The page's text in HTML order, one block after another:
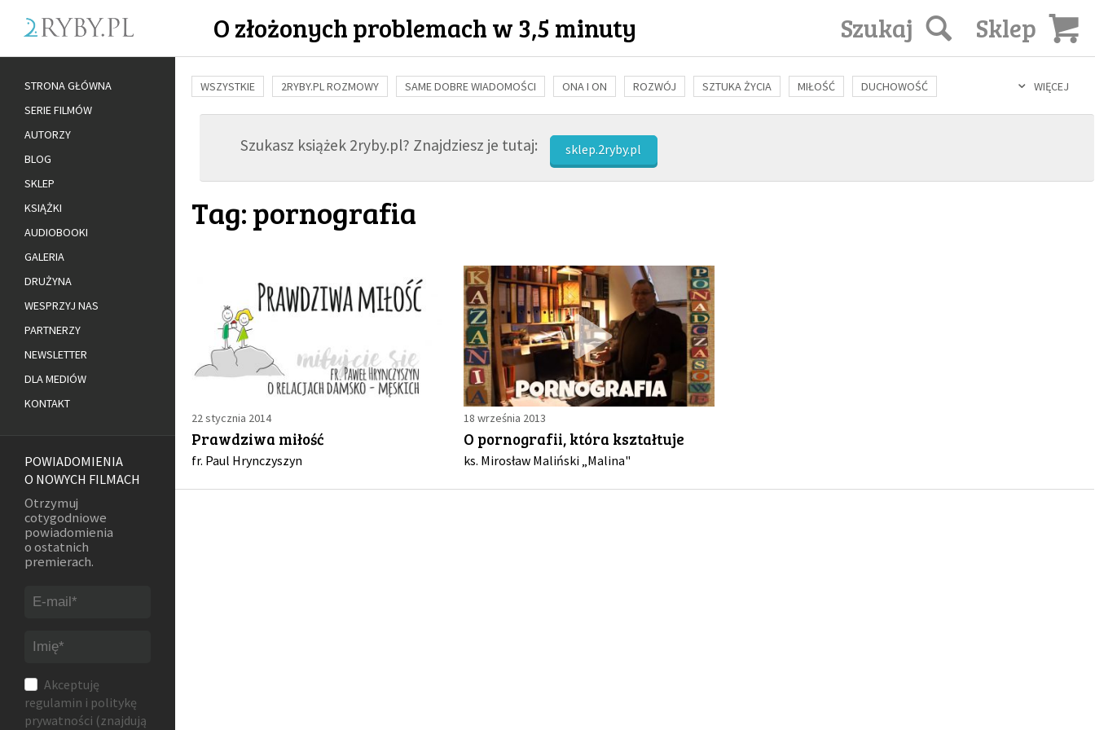
O złożonych problemach w 3,5 minuty Sklep
Szukaj
WIĘCEJ
WSZYSTKIE 2RYBY.PL ROZMOWY SAME DOBRE WIADOMOŚCI ONA I ON ROZWÓJ SZTUKA ŻYCIA MIŁOŚĆ DUCHOWOŚĆ
BUDOWANIE WIĘZI RODZINA NAUKA BIBLIA KOBIETA MĘŻCZYZNA RELIGIE FILOZOFIA KULTURA ŚWIĘCI SEKS IN VITRO
ADOPCJASzukasz książek 2ryby.pl? Znajdziesz je tutaj: sklep.2ryby.pl
Tag: pornografia
22 stycznia 2014
Prawdziwa miłość
fr. Paul Hrynczyszyn
18 września 2013
O pornografii, która kształtuje
ks. Mirosław Maliński „Malina"
STRONA GŁÓWNA
SERIE FILMÓW
AUTORZY
BLOG
SKLEP
KSIĄŻKI
AUDIOBOOKI
GALERIA
DRUŻYNA
WESPRZYJ NAS
PARTNERZY
NEWSLETTER
DLA MEDIÓW
KONTAKT
POWIADOMIENIA
O NOWYCH FILMACH
Otrzymuj
cotygodniowe
powiadomienia
o ostatnich
premierach.
Akceptuję
regulamin i politykę
prywatności (znajdują